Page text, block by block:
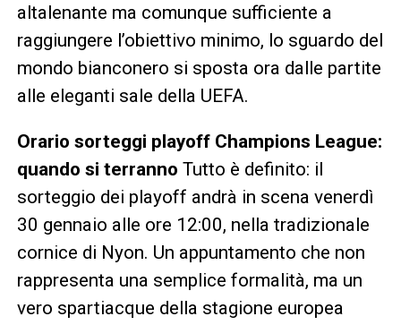
altalenante ma comunque sufficiente a
raggiungere l’obiettivo minimo, lo sguardo del
mondo bianconero si sposta ora dalle partite
alle eleganti sale della UEFA.
Orario sorteggi playoff Champions League:
quando si terranno Tutto è definito: il
sorteggio dei playoff andrà in scena venerdì
30 gennaio alle ore 12:00, nella tradizionale
cornice di Nyon. Un appuntamento che non
rappresenta una semplice formalità, ma un
vero spartiacque della stagione europea